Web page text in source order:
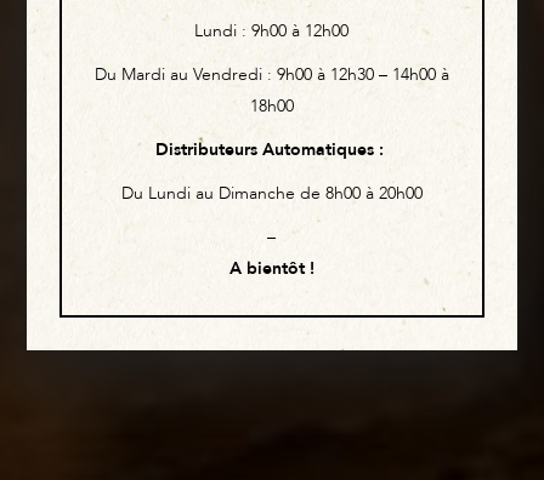
Lundi :9h00 à 12h00
Du Mardi au Vendredi : 9h00 à 12h30 – 14h00 à
18h00
Distributeurs Automatiques:
Du Lundi au Dimanche de 8h00 à 20h00
–
A bientôt !